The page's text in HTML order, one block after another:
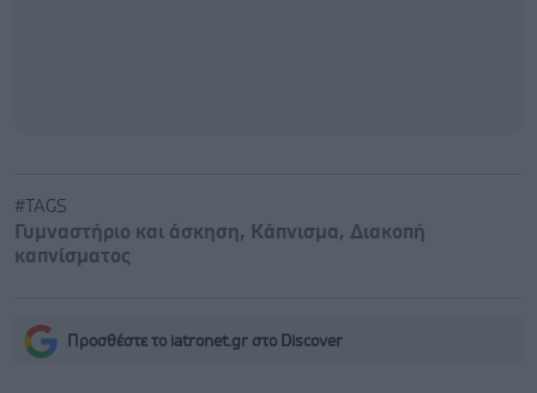
#TAGS
Γυμναστήριο και άσκηση, Κάπνισμα, Διακοπή
καπνίσματος
Προσθέστε το iatronet.gr στο Discover